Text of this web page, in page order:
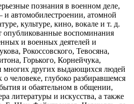
познания в военном деле,
автомобилестроении, атомной
культуре, кино, вокале и т. д.
опубликованные воспоминания
и военных деятелей и
Рокоссовского, Тевосяна,
Горького, Корнейчука,
многих других выдающихся людей
человеке, глубоко разбиравшемся
и обаятельном в общении,
литературы и искусства, а также